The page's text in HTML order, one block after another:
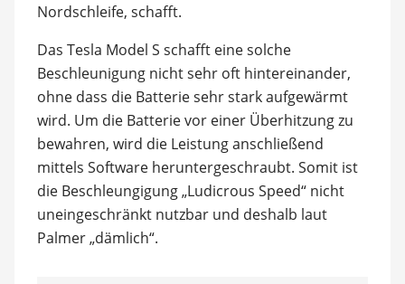
Nordschleife, schafft.
Das Tesla Model S schafft eine solche
Beschleunigung nicht sehr oft hintereinander,
ohne dass die Batterie sehr stark aufgewärmt
wird. Um die Batterie vor einer Überhitzung zu
bewahren, wird die Leistung anschließend
mittels Software heruntergeschraubt. Somit ist
die Beschleungigung „Ludicrous Speed“ nicht
uneingeschränkt nutzbar und deshalb laut
Palmer „dämlich“.